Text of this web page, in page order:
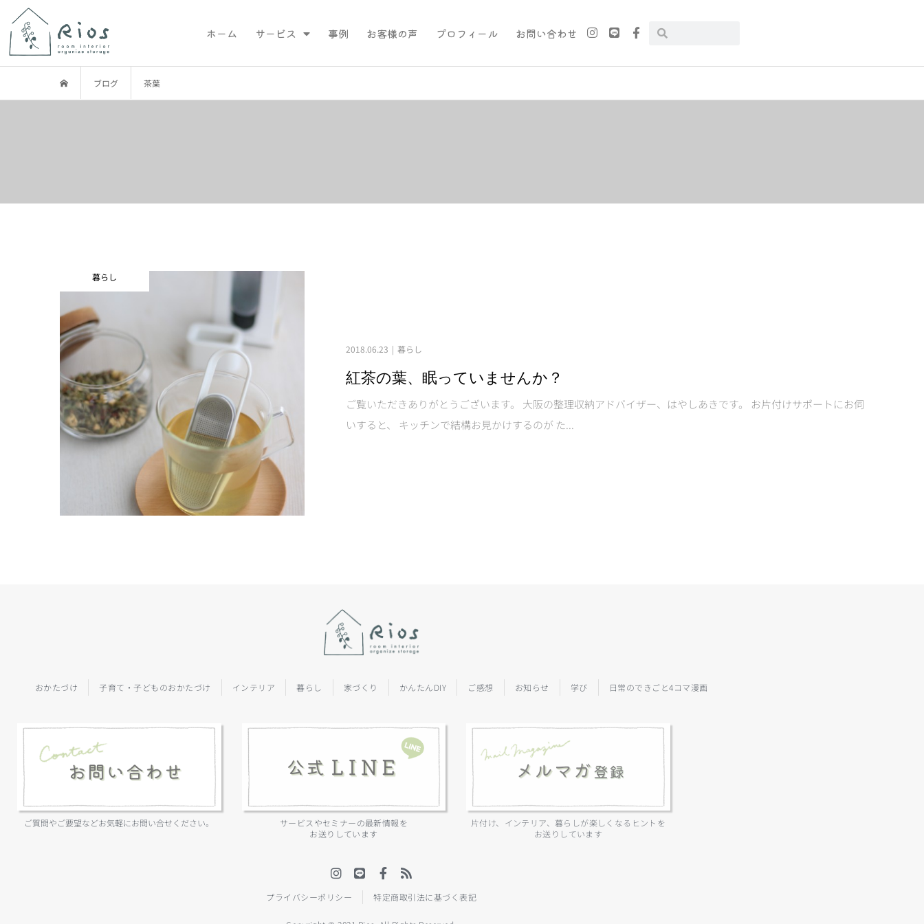
ホーム サービス 事例 お客様の声 プロフィール お問い合わせ
ブログ 茶葉
暮らし
2018.06.23 暮らし
紅茶の葉、眠っていませんか？
ご覧いただきありがとうございます。 大阪の整理収納アドバイザー、はやしあきです。 お片付けサポートにお伺
いすると、 キッチンで結構お見かけするのが た...
おかたづけ 子育て・子どものおかたづけ インテリア 暮らし 家づくり かんたんDIY ご感想 お知らせ 学び 日常のできごと4コマ漫画
ご質問やご要望などお気軽にお問い合せください。
サービスやセミナーの最新情報を
お送りしています
片付け、インテリア、暮らしが楽しくなるヒントを
お送りしています
プライバシーポリシー 特定商取引法に基づく表記